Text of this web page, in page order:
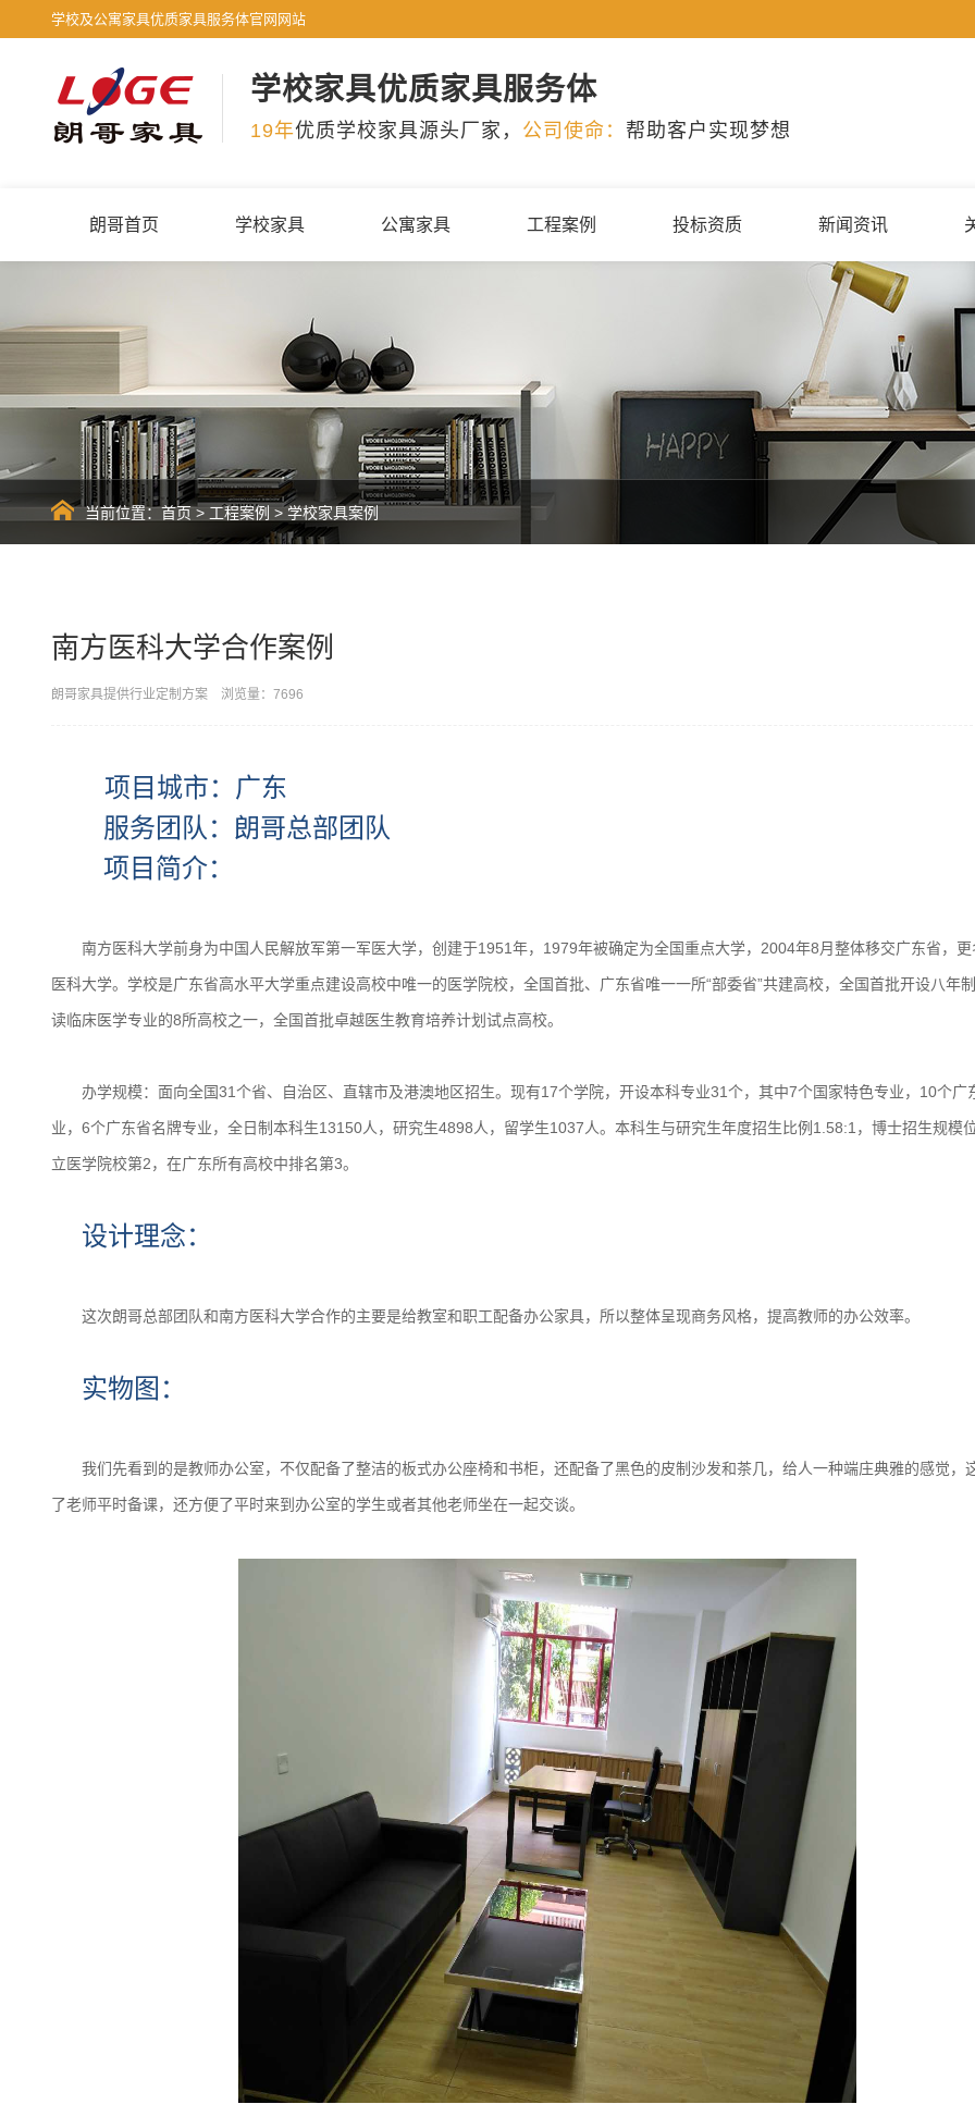
学校及公寓家具优质家具服务体官网网站
学校家具优质家具服务体
19年优质学校家具源头厂家， 公司使命： 帮助客户实现梦想
朗哥首页 学校家具 公寓家具 工程案例 投标资质 新闻资讯
当前位置：首页> 工程案例 >学校家具案例
南方医科大学合作案例
朗哥家具提供行业定制方案 浏览量：7696
项目城市：广东
服务团队：朗哥总部团队
项目简介：
南方医科大学前身为中国人民解放军第一军医大学，创建于1951年，1979年被确定为全国重点大学，2004年8月整体移交广东省，更
医科大学。学校是广东省高水平大学重点建设高校中唯一的医学院校，全国首批、广东省唯一一所“部委省”共建高校，全国首批开设八年
读临床医学专业的8所高校之一，全国首批卓越医生教育培养计划试点高校。
办学规模：面向全国31个省、自治区、直辖市及港澳地区招生。现有17个学院，开设本科专业31个，其中7个国家特色专业，10个广
业，6个广东省名牌专业，全日制本科生13150人，研究生4898人，留学生1037人。本科生与研究生年度招生比例1.58:1，博士招生规模
立医学院校第2，在广东所有高校中排名第3。
设计理念：
这次朗哥总部团队和南方医科大学合作的主要是给教室和职工配备办公家具，所以整体呈现商务风格，提高教师的办公效率。
实物图：
我们先看到的是教师办公室，不仅配备了整洁的板式办公座椅和书柜，还配备了黑色的皮制沙发和茶几，给人一种端庄典雅的感觉，
了老师平时备课，还方便了平时来到办公室的学生或者其他老师坐在一起交谈。